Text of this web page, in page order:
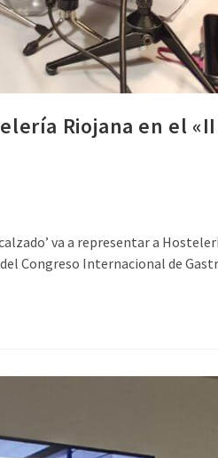
Riojana en el
va a representar a
Congreso Internacional de